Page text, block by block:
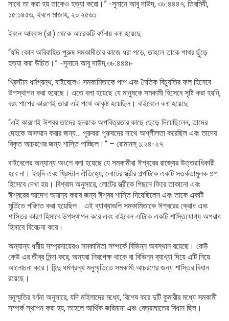
সাথে তা করা হয় তাকেও হত্যা করো।” -সুনানে আবু দাউদ, ৩৮:৪৪৪৭; তিরমিযী,
১৫:১৪৫৬; ইবনে মাজাহ, ২০:২৫৬১
ইবনে আব্বাস (রা.) থেকে আরেকটি বর্ণনায় বলা হয়েছে:
“যদি কোন অবিবাহিত পুরুষ সমকামীতার কাজে ধরা পড়ে, তাহলে তাকে পাথর ছুঁড়ে
হত্যা করা উচিত।” -সুনানে আবু দাউদ,৩৮:৪৪৪৮
খ্রিস্টান ধর্মগ্রন্থ, বাইবেলেও সমকামিতাকে পাপ এবং নৈতিক বিচ্যুতির ফল হিসেবে
উপস্থাপন করা হয়েছে। এতে বলা হয়েছে যে মানুষকে সমকামী হিসেবে সৃষ্টি করা হয়নি,
বরং পাপের কারণেই তারা এই পথে আকৃষ্ট হয়েছিল। বাইবেলে বলা হয়েছে:
“এই কারণেই ঈশ্বর তাদের হৃদয়কে অপবিত্রতার কাছে ছেড়ে দিয়েছিলেন, তাদের
দেহকে অসম্মান করার জন্য… পুরুষরা পুরুষদের সাথে অশ্লীলতা করেছিল এবং তাদের
বিকৃত আচরণের জন্য শাস্তি পাচ্ছিল।” – রোমানস্ ১:২৪-২৭
বাইবেলের অন্যান্য অংশে বলা হয়েছে যে সমকামীরা ঈশ্বরের রাজ্যের উত্তরাধিকারী
হবে না। ইহুদি এবং খ্রিস্টান ঐতিহ্যে, লোটের স্ত্রীর গল্পটিকে একটি সতর্কতামূলক গল্প
হিসেবে দেখা হয়। বিশ্বাস অনুসারে, লোটের স্ত্রীকে পিছনে ফিরে তাকানো এবং
ঈশ্বরের আদেশ অমান্য করার জন্য ঈশ্বর শাস্তি দিয়েছিলেন এবং তাকে একটি
মূর্তিতে পরিণত করা হয়েছিল। এই ব্যাখ্যাগুলি সমকামিতাকে ঈশ্বরের ক্রোধ এবং
শাস্তির কারণ হিসাবে উপস্থাপন করে এবং বাইবেল এটিকে একটি শাস্তিযোগ্য অপরাধ
হিসাবে বিবেচনা করে।
অন্যান্য ধর্মীয় সম্প্রদায়েরও সমকামিতা সম্পর্কে বিভিন্ন অবস্থান রয়েছে। কেউ
কেউ এর তীব্র নিন্দা করে, অন্যরা নিরপেক্ষ থাকে বা বিভিন্ন ব্যাখ্যা দিয়ে এটি নিয়ে
আলোচনা করে। হিন্দু ধর্মগ্রন্থ মনুস্মৃতিতে সমকামী আচরণের জন্য শাস্তির বিধান
রয়েছে।
মনুস্মৃতির বর্ণনা অনুসারে, যদি মহিলাদের মধ্যে, বিশেষ করে দুটি কুমারীর মধ্যে সমকামী
সম্পর্ক স্থাপন করা হয়, তাহলে আর্থিক জরিমানা এবং বেত্রাঘাতের বিধান ছিল।